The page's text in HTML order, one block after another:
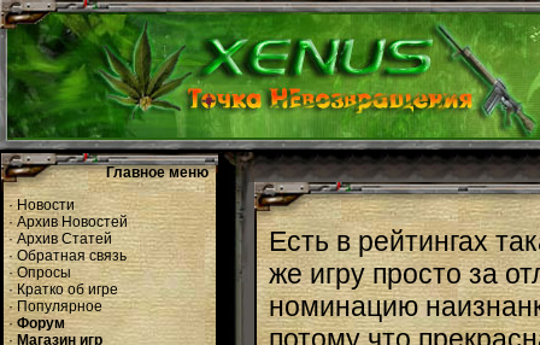
Главное меню
·Новости
·Архив Новостей
·Архив Статей
·Обратная связь
·Опросы
·Кратко об игре
· Популярное
· Форум
·Магазин игр
Есть в рейтингах
же игру просто за
номинацию